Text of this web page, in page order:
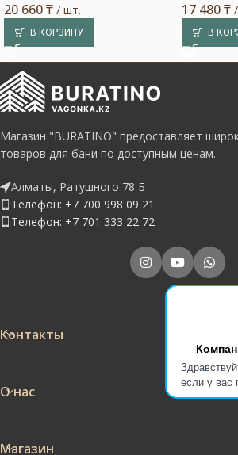
если у вас
20 660₸ / шт.
В КОРЗИНУ
17 480₸
В
Магазин "BURATINO" предоставляет
товаров для бани по доступным ценам.
Алматы, Ратушного 78 Б
Телефон: +7 700 998 09 21
Телефон: +7 701 333 22 72
Контакты
О нас
Магазин